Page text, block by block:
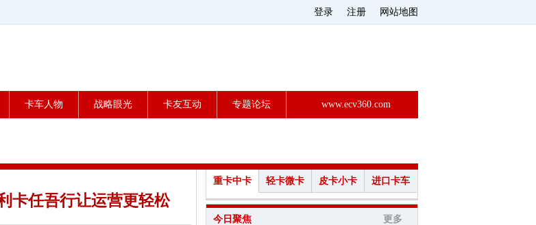
登录 注册 网站地图
卡车人物 战略眼光 卡友互动 专题论坛 www.ecv360.com
卡任吾行让运营更轻松
重卡中卡 轻卡微卡 皮卡小卡 进口卡车
今日聚焦 更多